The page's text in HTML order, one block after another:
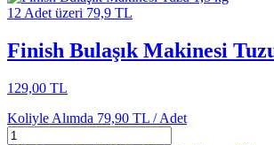
12 Adet üzeri 79,9 TL
Finish Bulaşık Makinesi
129,00 TL
Koliyle Alımda 79,90 TL /Adet